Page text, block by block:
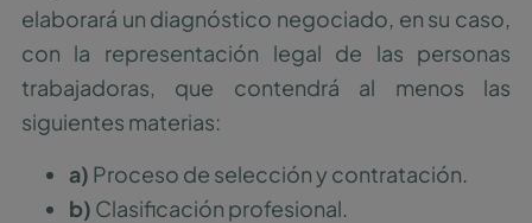
elaborará un diagnóstico negociado, en su caso,
con la representación legal de las personas
trabajadoras, que contendrá al menos las
siguientes materias:
a) Proceso de selección y contratación.
b) Clasificación profesional.